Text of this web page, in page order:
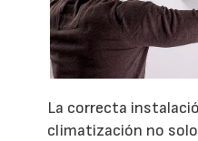
La correcta
climatización no